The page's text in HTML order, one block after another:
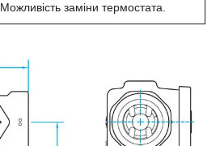
Можливість заміни термостата.